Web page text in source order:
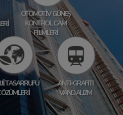
OTOMOTİV GÜNEŞ
KONTROL CAM
FİLMLERİ
TASARRUFU
ANTI-GRAFITI
VANDALIZM